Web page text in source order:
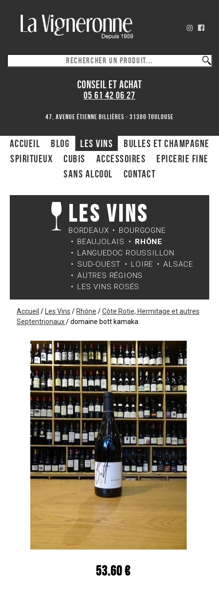
CONSEIL ET ACHAT
05 61 42 06 27
47, avenue Étienne Billières - 31300 toulouse
ACCUEIL Blog Les Vins
Bulles et Champagne
Spiritueux
CUBIS ACCESSOIRES
Epicerie fine
Sans alcool
Contact
Les Vins
BORDEAUX
BOURGOGNE
BEAUJOLAIS
RHÔNE
LANGUEDOC ROUSSILLON
SUD-OUEST
LOIRE
ALSACE
AUTRES RÉGIONS
LES VINS ROSÉS
Accueil /Les Vins /Rhône /Côte Rotie, Hermitage et autres
Septentrionaux/domaine bott kamaka
53.60 €